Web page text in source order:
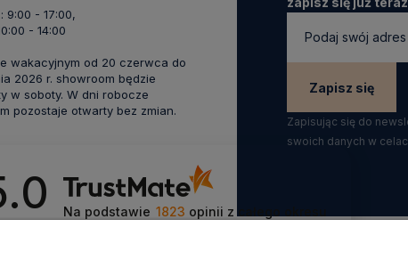
Zapisz się
Zapisując się do
swoich danych w
9:00 - 17:00,
- 14:00
wakacyjnym od 20 czerwca do
2026 r. showroom będzie
w soboty. W dni robocze
pozostaje otwarty bez zmian.
Na podstawie 1823 opinii z całego okresu